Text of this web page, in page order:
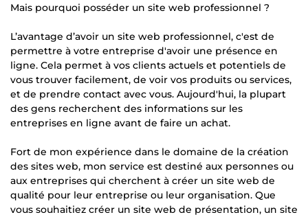
Mais pourquoi posséder un site web professionnel ?
L’avantage d’avoir un site web professionnel, c'est de
permettre à votre entreprise d'avoir une présence en
ligne. Cela permet à vos clients actuels et potentiels de
vous trouver facilement, de voir vos produits ou services,
et de prendre contact avec vous. Aujourd'hui, la plupart
des gens recherchent des informations sur les
entreprises en ligne avant de faire un achat.
Fort de mon expérience dans le domaine de la création
des sites web, mon service est destiné aux personnes ou
aux entreprises qui cherchent à créer un site web de
qualité pour leur entreprise ou leur organisation. Que
vous souhaitiez créer un site web de présentation, un site